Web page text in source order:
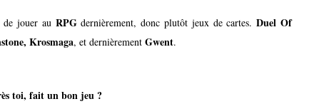
jouer au RPGdernièrement, donc plutôt jeux de cartes.Duel Of
Krosmaga, et dernièrement Gwent.
toi, fait un bon jeu ?